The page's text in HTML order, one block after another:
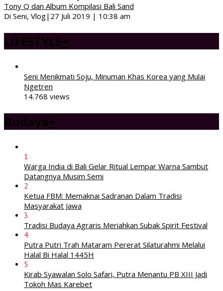
Tony Q dan Album Kompilasi Bali Sand
Di Seni, Vlog| 27 Juli 2019 | 10:38 am
LIFESTYLE+
Seni Menikmati Soju, Minuman Khas Korea yang Mulai
Ngetren
14.768 views
Budaya+
1
Warga India di Bali Gelar Ritual Lempar Warna Sambut
Datangnya Musim Semi
2
Ketua FBM: Memaknai Sadranan Dalam Tradisi
Masyarakat Jawa
3
Tradisi Budaya Agraris Meriahkan Subak Spirit Festival
4
Putra Putri Trah Mataram Pererat Silaturahmi Melalui
Halal Bi Halal 1445H
5
Kirab Syawalan Solo Safari, Putra Menantu PB XIII Jadi
Tokoh Mas Karebet